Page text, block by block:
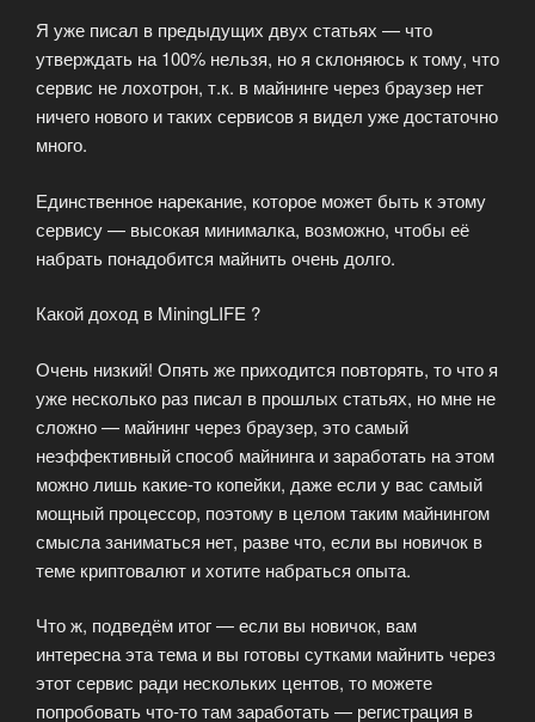
Я уже писал в предыдущих двух статьях — что
утверждать на 100% нельзя, но я склоняюсь к тому, что
сервис не лохотрон, т.к. в майнинге через браузер нет
ничего нового и таких сервисов я видел уже достаточно
много.
Единственное нарекание, которое может быть к этому
сервису — высокая минималка, возможно, чтобы её
набрать понадобится майнить очень долго.
Какой доход в MiningLIFE ?
Очень низкий! Опять же приходится повторять, то что я
уже несколько раз писал в прошлых статьях, но мне не
сложно — майнинг через браузер, это самый
неэффективный способ майнинга и заработать на этом
можно лишь какие-то копейки, даже если у вас самый
мощный процессор, поэтому в целом таким майнингом
смысла заниматься нет, разве что, если вы новичок в
теме криптовалют и хотите набраться опыта.
Что ж, подведём итог — если вы новичок, вам
интересна эта тема и вы готовы сутками майнить через
этот сервис ради нескольких центов, то можете
попробовать что-то там заработать — регистрация в